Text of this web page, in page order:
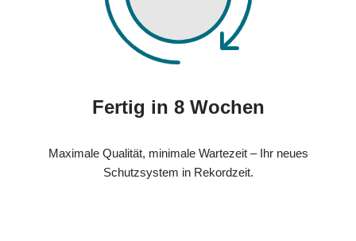
Fertig in 8 Wochen
Maximale Qualität, minimale Wartezeit – Ihr neues
Schutzsystem in Rekordzeit.